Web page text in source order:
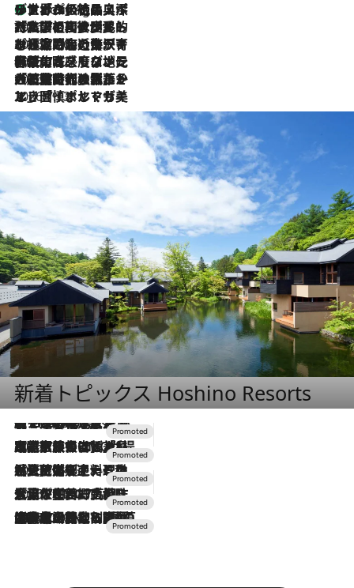
1 Hour Ago
リスボンの絶品スイーツ「パステル・デ・ナタ」とは？ポルトガル伝統の奥深い世界へ
2026.7.27
「私の祖国はポルトガル語です」国民的詩人フェルナンド・ペソアと、彼が愛した文学の街を歩く
2026.7.26
ポルトガル近海が育む極上の海の幸。キリリと冷えた白ワインと愉しむ、シーフード専門店の贅沢
2026.7.22
伝統の味をモダンに昇華。高感度な地元客が集う、リスボンの最旬ガストロノミー
2026.7.21
大航海時代の栄華から、震災、独裁、そして革命へ。ポルトガル・首都リスボンの石畳に刻まれた「歴史の光と影」
2026.7.13
エッセイ・ヤマザキマリ「慎ましくも美しき国 ポルトガル」
新着トピックス Hoshino Resorts
2026.8.7
【トンボの足水浴】ヒノキの香りに包まれて涼感マックス！約13℃の湧水かけ流しを避暑地「星野温泉 トンボの湯」で体験
2026.7.31
【ホテル帰省】という選択肢をOMOが提案。家族とほどよい距離を保つには「昼は実家、夜は気兼ねなくホテルで！」
2026.7.24
【夏限定ディナーコース】旬を迎える稚鮎や花ズッキーニなどをイタリア・トスカーナの郷土料理の手法で満喫！
2026.7.17
「土佐和ハーブかき氷」がOMO7高知に登場！生姜、山椒、大葉など目にも舌にも涼を呼ぶ郷土の味
2026.7.10
NEW OPEN！【界 草津】名湯の地に誕生。趣の異なる2種の温泉と上州ならではの会席・蕎麦割烹など美食を味わう究極の癒やし旅